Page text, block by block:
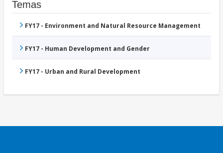
Temas
FY17 - Environment and Natural Resource Management
FY17 - Human Development and Gender
FY17 - Urban and Rural Development